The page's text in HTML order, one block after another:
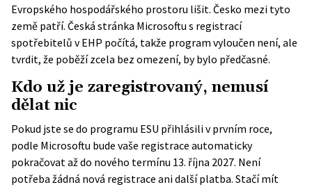
Evropského hospodářského prostoru lišit. Česko mezi tyto
země patří. Česká stránka Microsoftu s registrací
spotřebitelů v EHP počítá, takže program vyloučen není, ale
tvrdit, že poběží zcela bez omezení, by bylo předčasné.
Kdo už je zaregistrovaný, nemusí
dělat nic
Pokud jste se do programu ESU přihlásili v prvním roce,
podle Microsoftu bude vaše registrace automaticky
pokračovat až do nového termínu 13. října 2027. Není
potřeba žádná nová registrace ani další platba. Stačí mít